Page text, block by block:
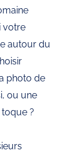
votre
autour du
photo de
ou une
?